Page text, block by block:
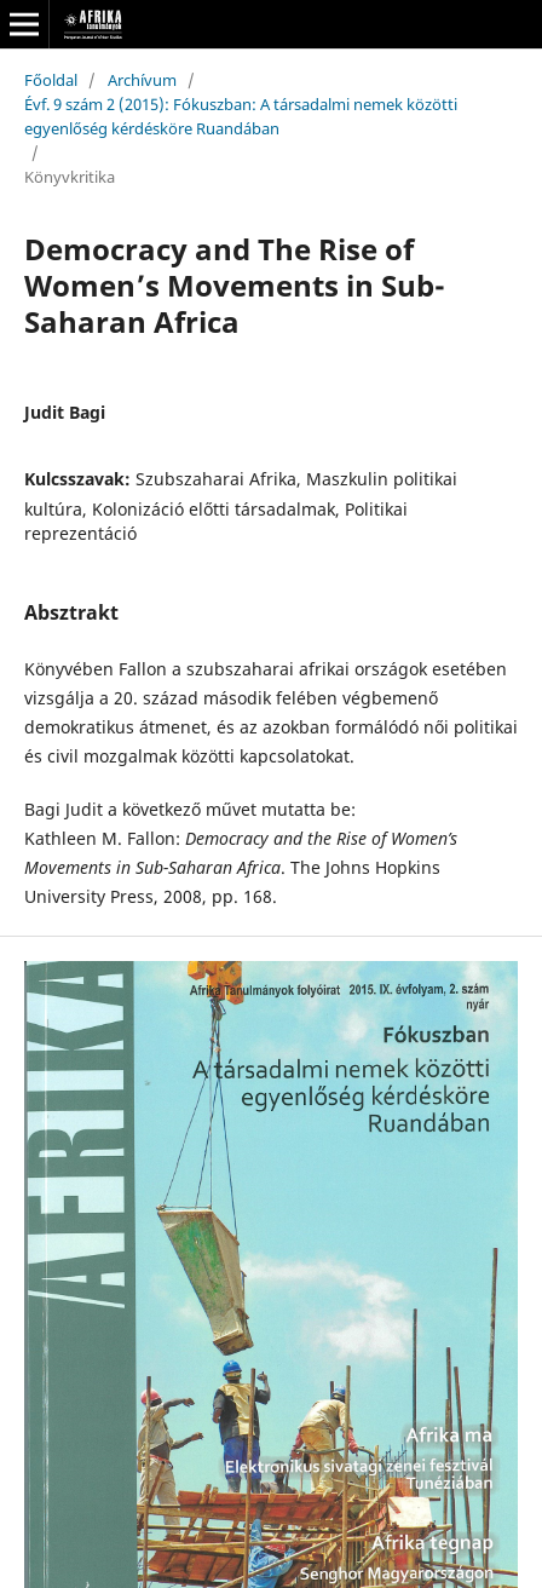
Főoldal / Archívum /
Évf. 9 szám 2 (2015): Fókuszban: A társadalmi nemek közötti
egyenlőség kérdésköre Ruandában
/
Könyvkritika
Democracy and The Rise of
Women’s Movements in Sub-
Saharan Africa
Judit Bagi
Kulcsszavak: Szubszaharai Afrika, Maszkulin politikai
kultúra, Kolonizáció előtti társadalmak, Politikai
reprezentáció
Absztrakt
Könyvében Fallon a szubszaharai afrikai országok esetében
vizsgálja a 20. század második felében végbemenő
demokratikus átmenet, és az azokban formálódó női politikai
és civil mozgalmak közötti kapcsolatokat.
Bagi Judit a következő művet mutatta be:
Kathleen M. Fallon: Democracy and the Rise of Women’s
Movements in Sub-Saharan Africa. The Johns Hopkins
University Press, 2008, pp. 168.